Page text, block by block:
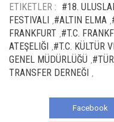
ETIKETLER : #18.
FESTIVALI #ALTIN ELMA
FRANKFURT #T.C.
ATEŞELIĞI #T.C. KÜLTÜR
GENEL MÜDÜRLÜĞÜ
TRANSFER DERNEĞI
Facebook